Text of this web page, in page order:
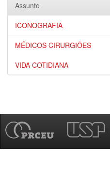
Assunto
ICONOGRAFIA
MÉDICOS CIRURGIÕES
VIDA COTIDIANA